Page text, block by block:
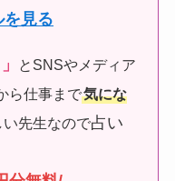
を見る
とSNSやメディア
ら仕事まで気にな
い先生なので占い